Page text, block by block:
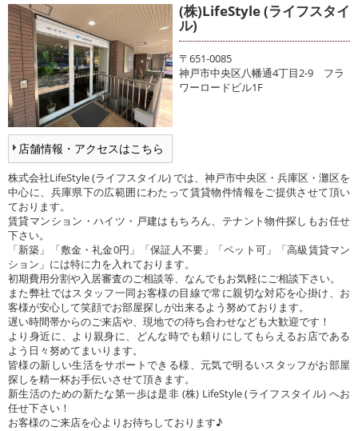
店舗情報・アクセスはこちら
(株)LifeStyle (ライフスタイ
ル)
〒651-0085
神戸市中央区八幡通4丁目2-9 フラ
ワーロードビル1F
株式会社LifeStyle (ライフスタイル) では、神戸市中央区・兵庫区・灘区を
中心に、兵庫県下の広範囲にわたって賃貸物件情報をご提供させて頂い
ております。
賃貸マンション・ハイツ・戸建はもちろん、テナント物件探しもお任せ
下さい。
「新築」「敷金・礼金0円」「保証人不要」「ペット可」「高級賃貸マン
ション」には特に力を入れております。
初期費用分割や入居審査のご相談等、なんでもお気軽にご相談下さい。
また弊社ではスタッフ一同お客様の目線で常に親切な対応を心掛け、お
客様が安心して笑顔でお部屋探しが出来るよう努めております。
遅い時間帯からのご来店や、現地での待ち合わせなども大歓迎です！
より身近に、より親身に、どんな時でも頼りにしてもらえるお店である
よう日々努めてまいります。
皆様の新しい生活をサポートできる様、元気で明るいスタッフがお部屋
探しを精一杯お手伝いさせて頂きます。
新生活のための新たな第一歩は是非 (株) LifeStyle (ライフスタイル) へお
任せ下さい！
お客様のご来店を心よりお待ちしております♪